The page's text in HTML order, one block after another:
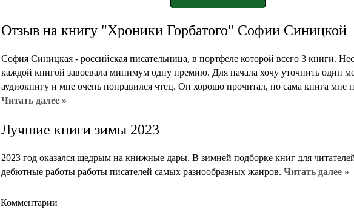
Отзыв на книгу "Хроники Горбатого" Софии Синицкой
София Синицкая - российская писательница, в портфеле которой всего 3 книги.
каждой книгой завоевала минимум одну премию. Для начала хочу уточнить один
аудиокнигу и мне очень понравился чтец. Он хорошо прочитал, но сама книга мне
Читать далее »
Лучшие книги зимы 2023
2023 год оказался щедрым на книжные дары. В зимней подборке книг для
дебютные работы работы писателей самых разнообразных жанров. Читать далее »
Комментарии